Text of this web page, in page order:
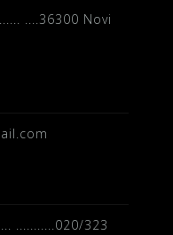
....36300 Novi
...........020/323